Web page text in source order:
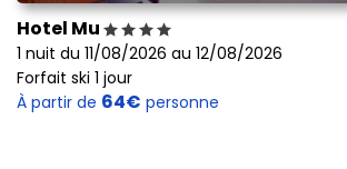
Hotel Mu
1 nuit du 11/08/2026 au 12/08/2026
Forfait ski 1 jour
À partir de 64€ personne